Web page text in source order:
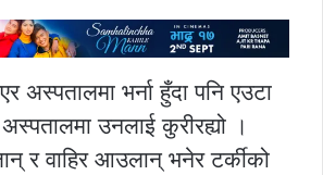
अस्पतालमा भर्ना हुँदा पनि एउटा
उनलाई कुरीरह्यो ।
र वाहिर आउलान् भनेर टर्कीको